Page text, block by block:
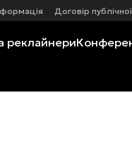
Договір
реклайнери